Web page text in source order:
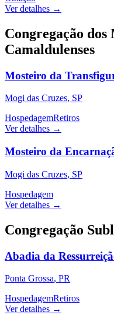
Ver detalhes →
Congregação
Camaldulenses
Mosteiro da
Mogi das Cruzes, SP
HospedagemRetiros
Ver detalhes →
Mosteiro da
Mogi das Cruzes, SP
Hospedagem
Ver detalhes →
Congregação
Abadia da
Ponta Grossa, PR
HospedagemRetiros
Ver detalhes →